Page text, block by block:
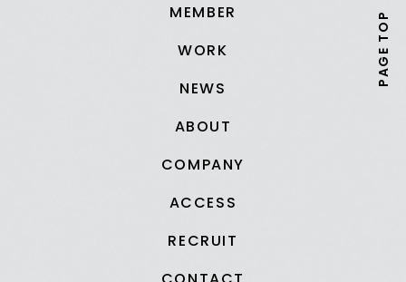
MEMBER
WORK
NEWS
ABOUT
COMPANY
ACCESS
RECRUIT
PAGE TOP